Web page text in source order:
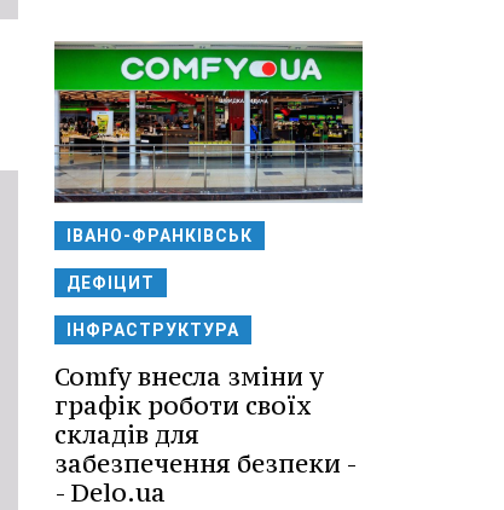
ІВАНО-ФРАНКІВСЬК
ДЕФІЦИТ
ІНФРАСТРУКТУРА
Comfy внесла зміни у
графік роботи своїх
складів для
забезпечення безпеки -
- Delo.ua